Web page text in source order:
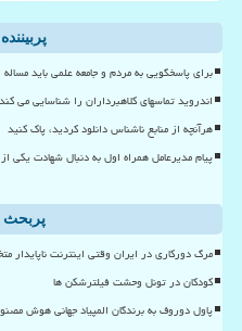
برای پاسخگویی به مردم و جامعه علمی باید
اندروید تماسهای کلاهبرداران را شناسایی می کند
هرآنچه از منابع ناشناس دانلود کردید، پاک کنید
پیام مدیرعامل همراه اول به دنبال شهادت یکی
پربحث
مرگ دورکاری در ایران وقتی اینترنت ناپایدار
کودکان در تونل وحشت فیلترشکن ها
پاول دوروف به برندگان المپیاد جهانی هوش